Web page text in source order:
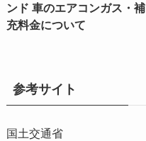
ンド 車のエアコンガス・補
充料金について
参考サイト
国土交通省